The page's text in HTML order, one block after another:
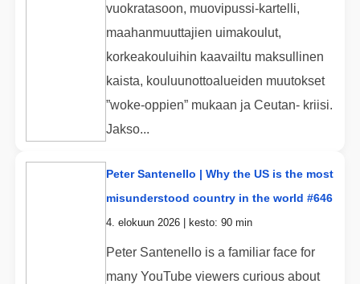
vuokratasoon, muovipussi-kartelli,
maahanmuuttajien uimakoulut,
korkeakouluihin kaavailtu maksullinen
kaista, kouluunottoalueiden muutokset
”woke-oppien” mukaan ja Ceutan- kriisi.
Jakso...
Peter Santenello | Why the US is the most
misunderstood country in the world #646
4. elokuun 2026 | kesto: 90 min
Peter Santenello is a familiar face for
many YouTube viewers curious about